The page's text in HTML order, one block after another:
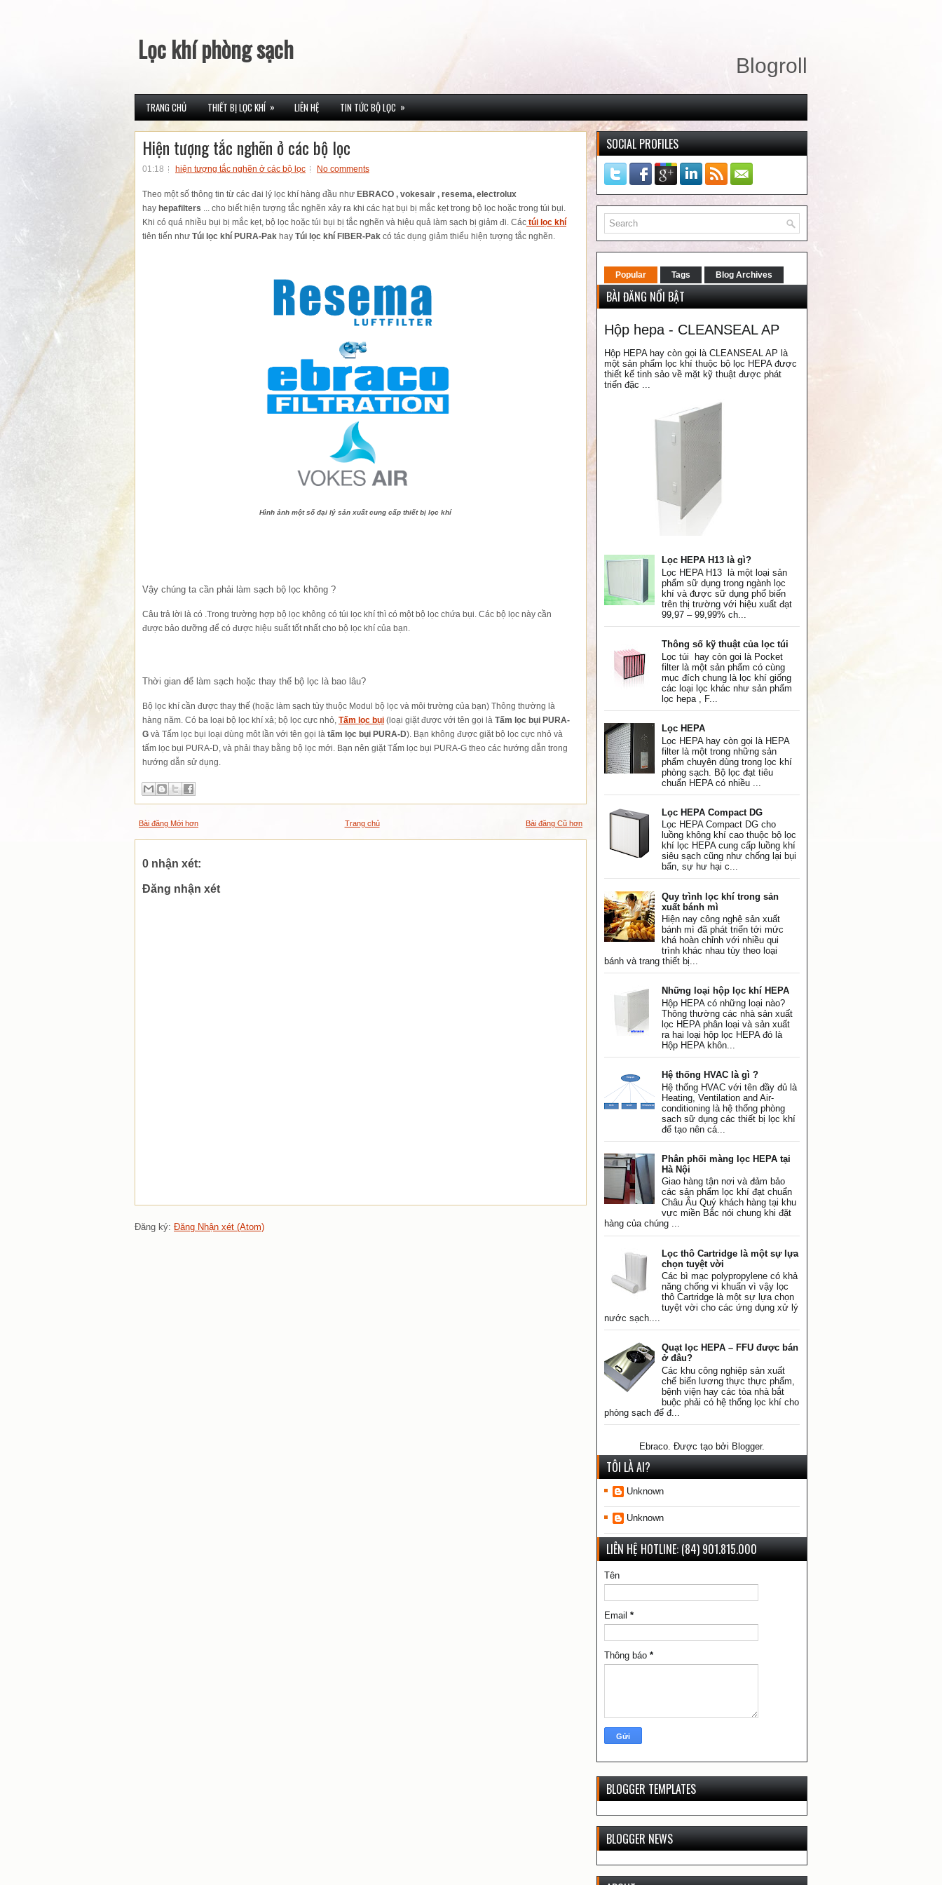
Lọc khí phòng sạch
Blogroll
TRANG CHỦ THIẾT BỊ LỌC KHÍ » LIÊN HỆ TIN TỨC BỘ LỌC »
Hiện tượng tắc nghẽn ở các bộ lọc
01:18 hiện tượng tắc nghẽn ở các bộ lọc No comments
Theo một số thông tin từ các đai lý lọc khí hàng đầu như EBRACO , vokesair , resema, electrolux
hay hepafilters ... cho biết hiện tượng tắc nghẽn xảy ra khi các hạt bụi bị mắc kẹt trong bộ lọc hoặc trong túi bụi.
Khi có quá nhiều bụi bị mắc kẹt, bộ lọc hoặc túi bụi bị tắc nghẽn và hiệu quả làm sạch bị giảm đi. Các túi lọc khí
tiên tiến như Túi lọc khí PURA-Pak hay Túi lọc khí FIBER-Pak có tác dụng giảm thiểu hiện tượng tắc nghẽn.
Hình ảnh một số đại lý sản xuất cung cấp thiết bị lọc khí
Vậy chúng ta cần phải làm sạch bộ lọc không ?
Câu trả lời là có .Trong trường hợp bộ lọc không có túi lọc khí thì có một bộ lọc chứa bụi. Các bộ lọc này cần
được bảo dưỡng để có được hiệu suất tốt nhất cho bộ lọc khí của bạn.
Thời gian để làm sạch hoặc thay thế bộ lọc là bao lâu?
Bộ lọc khí cần được thay thế (hoặc làm sạch tùy thuộc Modul bộ lọc và môi trường của bạn) Thông thường là
hàng năm. Có ba loại bộ lọc khí xả; bộ lọc cực nhỏ, Tấm lọc bụi (loại giặt được với tên gọi là Tấm lọc bụi PURA-
G và Tấm lọc bụi loại dùng môt lần với tên gọi là tấm lọc bụi PURA-D). Bạn không được giặt bộ lọc cực nhỏ và
tấm lọc bụi PURA-D, và phải thay bằng bộ lọc mới. Bạn nên giặt Tấm lọc bụi PURA-G theo các hướng dẫn trong
hướng dẫn sử dụng.
Bài đăng Mới hơn Bài đăng Cũ hơn
Trang chủ
0 nhận xét:
Đăng nhận xét
Đăng ký: Đăng Nhận xét (Atom)
SOCIAL PROFILES
Popular Tags Blog Archives
BÀI ĐĂNG NỔI BẬT
Hộp hepa - CLEANSEAL AP
Hộp HEPA hay còn gọi là CLEANSEAL AP là
một sản phẩm lọc khí thuộc bộ lọc HEPA được
thiết kế tinh sảo về mặt kỹ thuật được phát
triển đặc ...
Lọc HEPA H13 là gì?
Lọc HEPA H13 là một loại sản
phẩm sữ dụng trong ngành lọc
khí và được sữ dụng phổ biến
trên thị trường với hiệu xuất đạt
99,97 – 99,99% ch...
Thông số kỹ thuật của lọc túi
Lọc túi hay còn goi là Pocket
filter là một sản phẩm có cùng
mục đích chung là lọc khí giống
các loại lọc khác như sản phẩm
lọc hepa , F...
Lọc HEPA
Lọc HEPA hay còn gọi là HEPA
filter là một trong những sản
phẩm chuyên dùng trong lọc khí
phòng sạch. Bộ lọc đạt tiêu
chuẩn HEPA có nhiều ...
Lọc HEPA Compact DG
Lọc HEPA Compact DG cho
luồng không khí cao thuộc bộ lọc
khí lọc HEPA cung cấp luồng khí
siêu sạch cũng như chống lại bụi
bẩn, sự hư hại c...
Quy trình lọc khí trong sản
xuất bánh mì
Hiện nay công nghệ sản xuất
bánh mì đã phát triển tới mức
khá hoàn chỉnh với nhiều qui
trình khác nhau tùy theo loại
bánh và trang thiết bị...
Những loại hộp lọc khí HEPA
Hộp HEPA có những loại nào?
Thông thường các nhà sản xuất
lọc HEPA phân loại và sản xuất
ra hai loại hộp lọc HEPA đó là
Hộp HEPA khôn...
Hệ thống HVAC là gì ?
Hệ thống HVAC với tên đầy đủ là
Heating, Ventilation and Air-
conditioning là hệ thống phòng
sạch sữ dụng các thiết bị lọc khí
để tạo nên cá...
Phân phối màng lọc HEPA tại
Hà Nội
Giao hàng tận nơi và đảm bảo
các sản phẩm lọc khí đạt chuẩn
Châu Âu Quý khách hàng tại khu
vực miền Bắc nói chung khi đặt
hàng của chúng ...
Lọc thô Cartridge là một sự lựa
chọn tuyệt vời
Các bì mạc polypropylene có khả
năng chống vi khuẩn vì vậy lọc
thô Cartridge là một sự lựa chọn
tuyệt vời cho các ứng dụng xử lý
nước sạch....
Quạt lọc HEPA – FFU được bán
ở đâu?
Các khu công nghiệp sản xuất
chế biến lương thực thực phẩm,
bệnh viện hay các tòa nhà bắt
buộc phải có hệ thống lọc khí cho
phòng sạch để đ...
Ebraco. Được tạo bởi Blogger.
TÔI LÀ AI?
Unknown
Unknown
LIÊN HỆ HOTLINE: (84) 901.815.000
Tên
Email *
Thông báo *
BLOGGER TEMPLATES
BLOGGER NEWS